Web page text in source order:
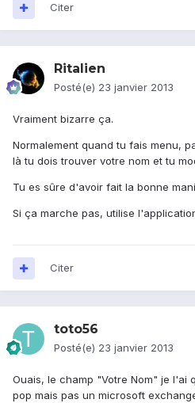
Citer
Ritalien
Posté(e) 23 janvier 2013
Vraiment bizarre ça.
Normalement quand tu fais menu,
là tu dois trouver votre nom et tu
Tu es sûre d'avoir fait la bonne
Si ça marche pas, utilise
Citer
toto56
Posté(e) 23 janvier 2013
Ouais, le champ "Votre Nom" je l'ai
pop mais pas un microsoft